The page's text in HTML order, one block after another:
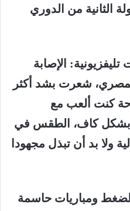
الثانية من الدوري
تليفزيونية: الإصابة
شعرت بشد أكثر
كنت ألعب مع
بشكل كاف، الطقس في
ولا بد أن تبذل مجهودا
الضغط ومباريات حاسمة